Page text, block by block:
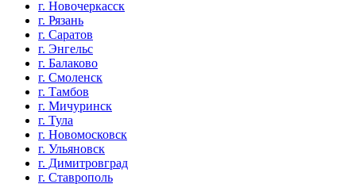
г. Новочеркасск
г. Рязань
г. Саратов
г. Энгельс
г. Балаково
г. Смоленск
г. Тамбов
г. Мичуринск
г. Тула
г. Новомосковск
г. Ульяновск
г. Димитровград
г. Ставрополь